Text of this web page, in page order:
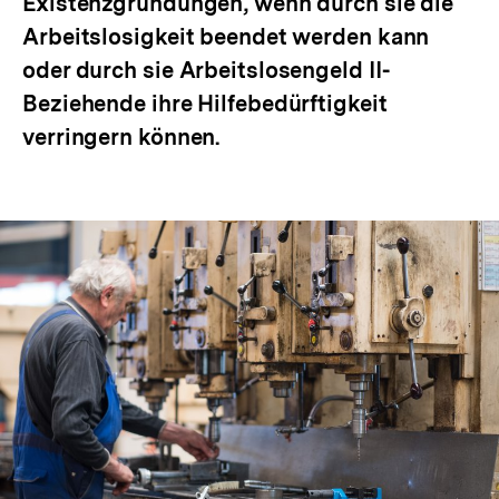
Arbeitslosigkeit beendet werden kann
oder durch sie Arbeitslosengeld II-
Beziehende ihre Hilfebedürftigkeit
verringern können.